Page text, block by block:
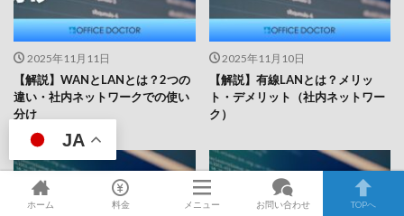
2025年11月11日
【解説】WANとLANとは？2つの
違い・社内ネットワークでの使い
分け
2025年11月10日
【解説】有線LANとは？メリッ
ト・デメリット（社内ネットワー
ク）
ホーム 料金 メニュー お問い合わせ TOPへ
JA